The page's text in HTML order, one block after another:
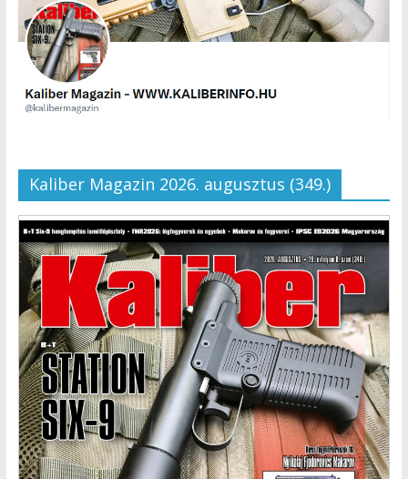
Kaliber Magazin 2026. augusztus (349.)